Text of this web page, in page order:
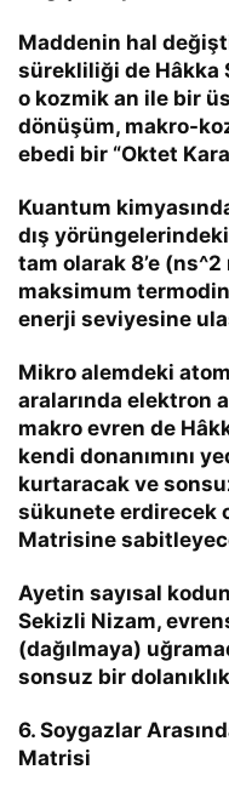
Maddenin hal
sürekliliği de Hâkka
o kozmik an ile bir
dönüşüm, makro-
ebedi bir “Oktet
Kuantum
dış
tam olarak 8’e (ns^2
maksimum
enerji seviyesine
Mikro alemdeki
aralarında elektron
makro evren de
kendi donanımını
kurtaracak ve
sükunete erdirecek
Matrisine
Ayetin sayısal
Sekizli Nizam,
(dağılmaya)
sonsuz bir
6. Soygazlar
Matrisi